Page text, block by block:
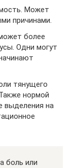
Может
причинами.
более
Одни могут
тянущего
нормой
выделения на
боль или